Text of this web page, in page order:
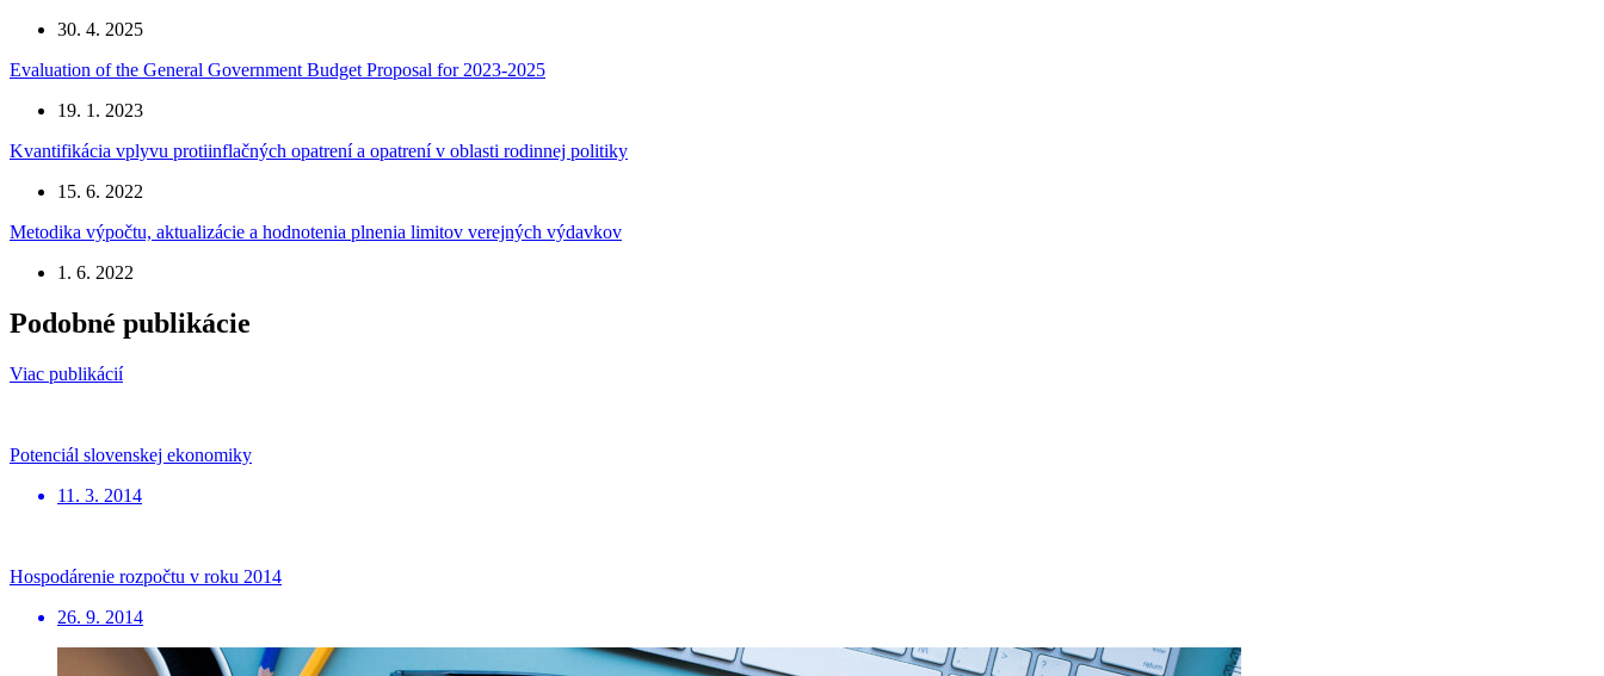
30. 4. 2025
Evaluation of the General Government Budget Proposal for 2023-2025
19. 1. 2023
Kvantifikácia vplyvu protiinflačných opatrení a opatrení v oblasti rodinnej politiky
15. 6. 2022
Metodika výpočtu, aktualizácie a hodnotenia plnenia limitov verejných výdavkov
1. 6. 2022
Podobné publikácie
Viac publikácií
Potenciál slovenskej ekonomiky
11. 3. 2014
Hospodárenie rozpočtu v roku 2014
26. 9. 2014